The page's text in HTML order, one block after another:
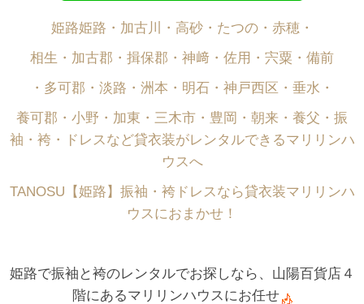
姫路姫路・加古川・高砂・たつの・赤穂・
相生・加古郡・揖保郡・神﨑・佐用・宍粟・備前
・多可郡・淡路・洲本・明石・神戸西区・垂水・
養可郡・小野・加東・三木市・豊岡・朝来・養父・振
袖・袴・ドレスなど貸衣装がレンタルできるマリリンハ
ウスへ
TANOSU【姫路】振袖・袴ドレスなら貸衣装マリリンハ
ウスにおまかせ！
姫路で振袖と袴のレンタルでお探しなら、山陽百貨店４
階にあるマリリンハウスにお任せ